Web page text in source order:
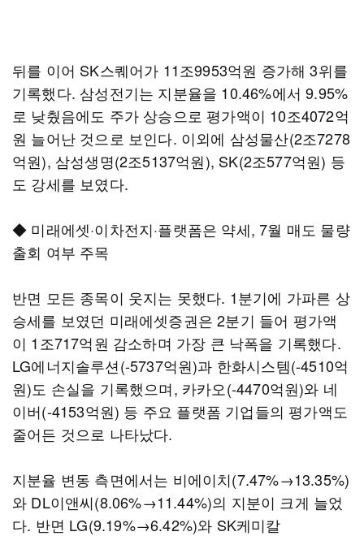
뒤를 이어 SK스퀘어가 11조9953억원 증가해 3위를
기록했다. 삼성전기는 지분율을 10.46%에서 9.95%
로 낮췄음에도 주가 상승으로 평가액이 10조4072억
원 늘어난 것으로 보인다. 이외에 삼성물산(2조7278
억원), 삼성생명(2조5137억원), SK(2조577억원) 등
도 강세를 보였다.
◆ 미래에셋·이차전지·플랫폼은 약세, 7월 매도 물량
출회 여부 주목
반면 모든 종목이 웃지는 못했다. 1분기에 가파른 상
승세를 보였던 미래에셋증권은 2분기 들어 평가액
이 1조717억원 감소하며 가장 큰 낙폭을 기록했다.
LG에너지솔루션(-5737억원)과 한화시스템(-4510억
원)도 손실을 기록했으며, 카카오(-4470억원)와 네
이버(-4153억원) 등 주요 플랫폼 기업들의 평가액도
줄어든 것으로 나타났다.
지분율 변동 측면에서는 비에이치(7.47%→13.35%)
와 DL이앤씨(8.06%→11.44%)의 지분이 크게 늘었
다. 반면 LG(9.19%→6.42%)와 SK케미칼